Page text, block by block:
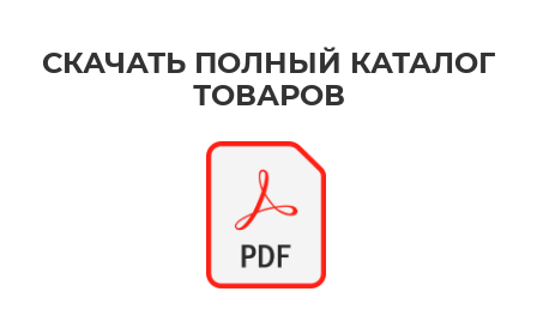
СКАЧАТЬ ПОЛНЫЙ КАТАЛОГ
ТОВАРОВ